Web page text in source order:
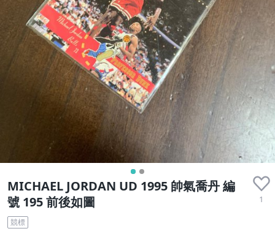
MICHAEL JORDAN UD 1995 帥氣喬丹 編
號 195 前後如圖
1
競標